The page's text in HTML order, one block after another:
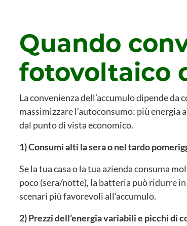
Quando
fotovoltaico
La convenienza dell’accumulo dipende da
massimizzare l’autoconsumo: più
dal punto di vista economico.
1) Consumi alti la sera o nel tardo
Se la tua casa o la tua azienda consuma
poco (sera/notte), la batteria può ridurre
scenari più favorevoli all’accumulo.
2) Prezzi dell’energia variabili e picchi di